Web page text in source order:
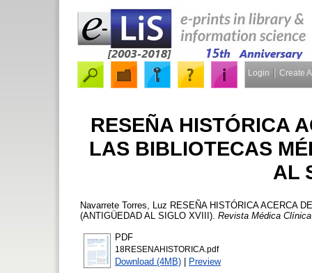
Login Create
RESEÑA HISTÓRICA
LAS BIBLIOTECAS
AL
Navarrete Torres, Luz RESEÑA HISTÓRICA ACERCA
(ANTIGÜEDAD AL SIGLO XVIII). Revista Médica
PDF
18RESENAHISTORICA.pdf
Download (4MB) | Preview